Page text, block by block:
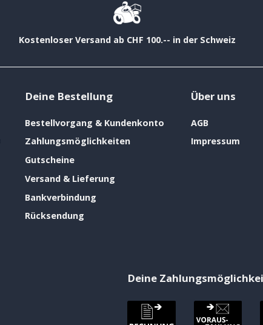
Kostenloser Versand ab CHF 100.-- in der Schweiz
Deine Bestellung
Bestellvorgang & Kundenkonto
Zahlungsmöglichkeiten
Gutscheine
Versand & Lieferung
Bankverbindung
Rücksendung
Über uns
AGB
Impressum
Deine